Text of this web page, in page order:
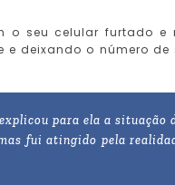
o seu celular furtado e
e deixando o número de
para ela a situação
fui atingido pela